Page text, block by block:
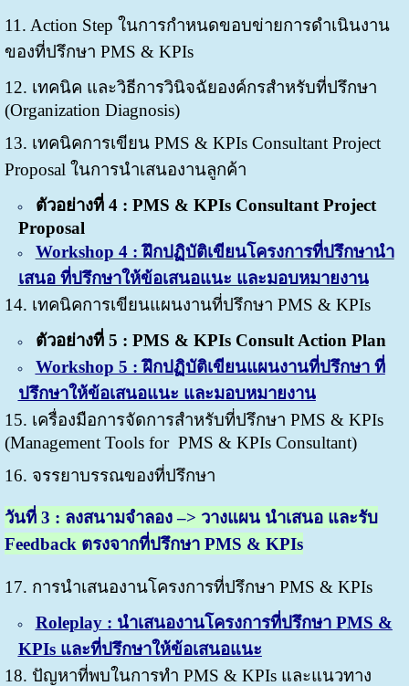
11. Action Step ในการกำหนดขอบข่ายการดำเนินงาน
ของที่ปรึกษา PMS & KPIs
12. เทคนิค และวิธีการวินิจฉัยองค์กรสำหรับที่ปรึกษา
(Organization Diagnosis)
13. เทคนิคการเขียน PMS & KPIs Consultant Project
Proposal ในการนำเสนองานลูกค้า
ตัวอย่างที่ 4 : PMS & KPIs Consultant Project
Proposal
Workshop 4 : ฝึกปฏิบัติเขียนโครงการที่ปรึกษานำ
เสนอ ที่ปรึกษาให้ข้อเสนอแนะ และมอบหมายงาน
14. เทคนิคการเขียนแผนงานที่ปรึกษา PMS & KPIs
ตัวอย่างที่ 5 : PMS & KPIs Consult Action Plan
Workshop 5 : ฝึกปฏิบัติเขียนแผนงานที่ปรึกษา ที่
ปรึกษาให้ข้อเสนอแนะ และมอบหมายงาน
15. เครื่องมือการจัดการสำหรับที่ปรึกษา PMS & KPIs
(Management Tools for PMS & KPIs Consultant)
16. จรรยาบรรณของที่ปรึกษา
วันที่3 : ลงสนามจำลอง –> วางแผน นำเสนอ และรับ
Feedback ตรงจากที่ปรึกษา PMS & KPIs
17. การนำเสนองานโครงการที่ปรึกษา PMS & KPIs
Roleplay : นำเสนองานโครงการที่ปรึกษา PMS &
KPIs และที่ปรึกษาให้ข้อเสนอแนะ
18. ปัญหาที่พบในการทำ PMS & KPIs และแนวทาง